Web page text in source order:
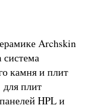
Archskin
система
камня и плит
для плит
HPL и